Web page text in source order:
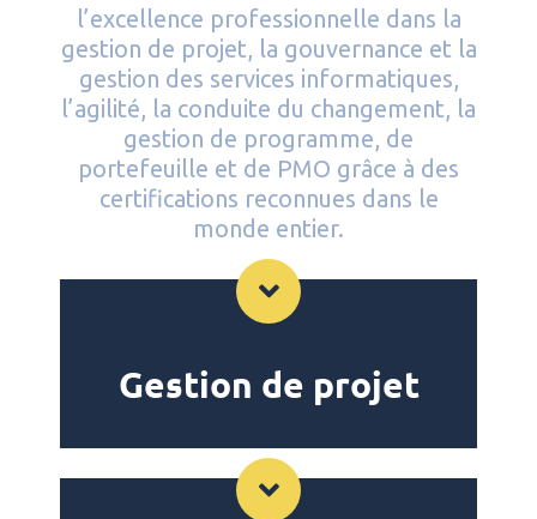
l’excellence professionnelle dans la
gestion de projet, la gouvernance et la
gestion des services informatiques,
l’agilité, la conduite du changement, la
gestion de programme, de
portefeuille et de PMO grâce à des
certifications reconnues dans le
monde entier.
Gestion de projet